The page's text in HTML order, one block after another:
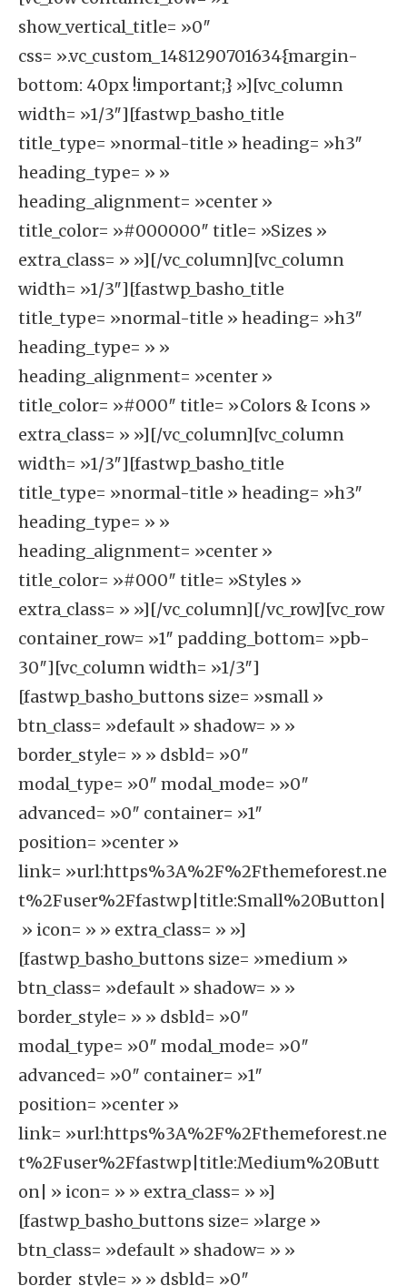
show_vertical_title= »0″
css= ».vc_custom_1481290701634{margin-
bottom: 40px !important;} »][vc_column
width= »1/3″][fastwp_basho_title
title_type= »normal-title » heading= »h3″
heading_type= » »
heading_alignment= »center »
title_color= »#000000″ title= »Sizes »
extra_class= » »][/vc_column][vc_column
width= »1/3″][fastwp_basho_title
title_type= »normal-title » heading= »h3″
heading_type= » »
heading_alignment= »center »
title_color= »#000″ title= »Colors & Icons »
extra_class= » »][/vc_column][vc_column
width= »1/3″][fastwp_basho_title
title_type= »normal-title » heading= »h3″
heading_type= » »
heading_alignment= »center »
title_color= »#000″ title= »Styles »
extra_class= » »][/vc_column][/vc_row][vc_row
container_row= »1″ padding_bottom= »pb-
30″][vc_column width= »1/3″]
[fastwp_basho_buttons size= »small »
btn_class= »default » shadow= » »
border_style= » » dsbld= »0″
modal_type= »0″ modal_mode= »0″
advanced= »0″ container= »1″
position= »center »
link= »url:https%3A%2F%2Fthemeforest.ne
t%2Fuser%2Ffastwp|title:Small%20Button|
» icon= » » extra_class= » »]
[fastwp_basho_buttons size= »medium »
btn_class= »default » shadow= » »
border_style= » » dsbld= »0″
modal_type= »0″ modal_mode= »0″
advanced= »0″ container= »1″
position= »center »
link= »url:https%3A%2F%2Fthemeforest.ne
t%2Fuser%2Ffastwp|title:Medium%20Butt
on| » icon= » » extra_class= » »]
[fastwp_basho_buttons size= »large »
btn_class= »default » shadow= » »
border_style= » » dsbld= »0″